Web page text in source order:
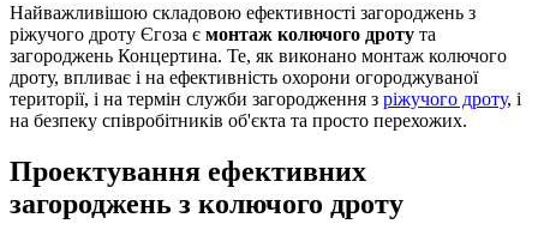
Найважливішою складовою ефективності загороджень з
ріжучого дроту Єгоза є монтаж колючого дроту та
загороджень Концертина. Те, як виконано монтаж колючого
дроту, впливає і на ефективність охорони огороджуваної
території, і на термін служби загородження з ріжучого дроту, і
на безпеку співробітників об'єкта та просто перехожих.
Проектування ефективних
загороджень з колючого дроту